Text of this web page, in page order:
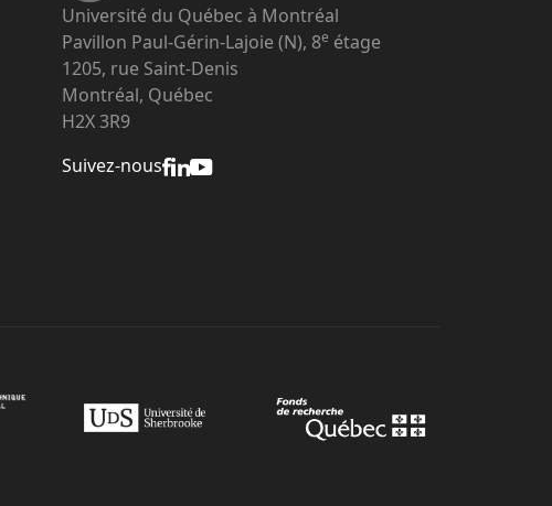
Université du Québec à Montréal
Pavillon Paul-Gérin-Lajoie (N), 8e étage
1205, rue Saint-Denis
Montréal, Québec
H2X 3R9
Suivez-nous